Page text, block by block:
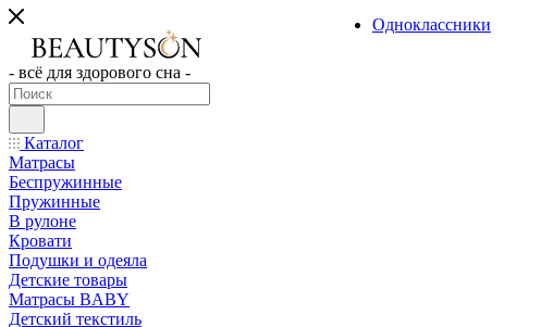
- всё для здорового сна -
Каталог
Матрасы
Беспружинные
Пружинные
В рулоне
Кровати
Подушки и одеяла
Детские товары
Матрасы BABY
Детский текстиль
Одноклассники